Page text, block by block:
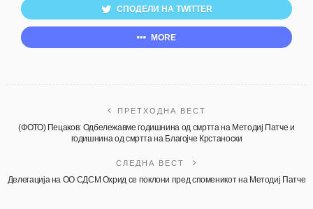
СПОДЕЛИ НА TWITTER
MORE
ПРЕТХОДНА ВЕСТ
(ФОТО) Пецаков: Одбележавме годишнина од смртта на Методиј Патче и
годишнина од смртта на Благојче Крстаноски
СЛЕДНА ВЕСТ
Делегација на ОО СДСМ Охрид се поклони пред споменикот на Методиј Патче